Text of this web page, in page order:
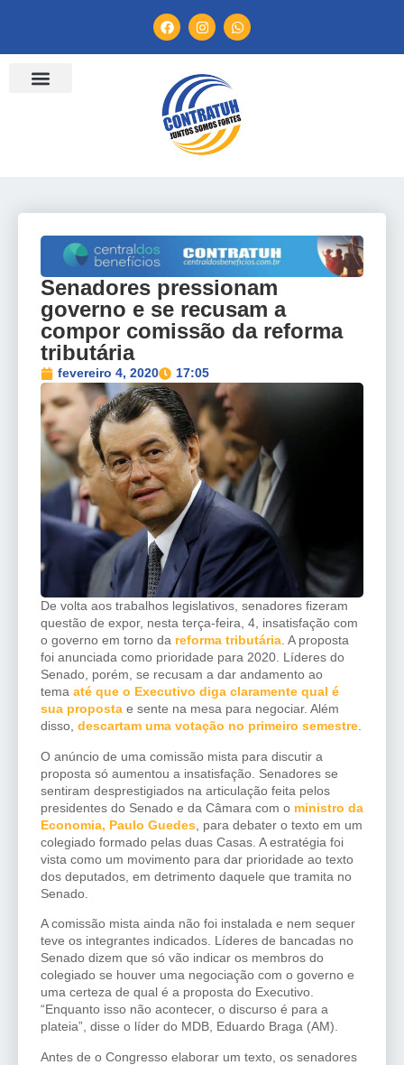
Senadores pressionam
governo e se recusam a
compor comissão da reforma
tributária
fevereiro 4, 2020 17:05
De volta aos trabalhos legislativos, senadores fizeram
questão de expor, nesta terça-feira, 4, insatisfação com
o governo em torno da reforma tributária. A proposta
foi anunciada como prioridade para 2020. Líderes do
Senado, porém, se recusam a dar andamento ao
tema até que o Executivo diga claramente qual é
sua proposta e sente na mesa para negociar. Além
disso, descartam uma votação no primeiro semestre.
O anúncio de uma comissão mista para discutir a
proposta só aumentou a insatisfação. Senadores se
sentiram desprestigiados na articulação feita pelos
presidentes do Senado e da Câmara com o ministro da
Economia, Paulo Guedes , para debater o texto em um
colegiado formado pelas duas Casas. A estratégia foi
vista como um movimento para dar prioridade ao texto
dos deputados, em detrimento daquele que tramita no
Senado.
A comissão mista ainda não foi instalada e nem sequer
teve os integrantes indicados. Líderes de bancadas no
Senado dizem que só vão indicar os membros do
colegiado se houver uma negociação com o governo e
uma certeza de qual é a proposta do Executivo.
“Enquanto isso não acontecer, o discurso é para a
plateia”, disse o líder do MDB, Eduardo Braga (AM).
Antes de o Congresso elaborar um texto, os senadores